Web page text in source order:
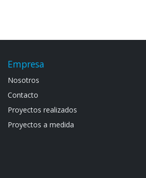
Empresa
Noso​tros
Contacto
Proyectos realizados
Proyectos a medida